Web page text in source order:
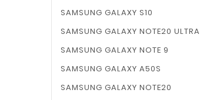
SAMSUNG GALAXY S10
SAMSUNG GALAXY NOTE20 ULTRA
SAMSUNG GALAXY NOTE 9
SAMSUNG GALAXY A50S
SAMSUNG GALAXY NOTE20